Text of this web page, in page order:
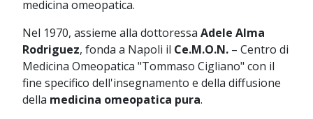
medicina omeopatica.
Nel 1970, assieme alla dottoressa Adele Alma
Rodriguez, fonda a Napoli il Ce.M.O.N. – Centro di
Medicina Omeopatica "Tommaso Cigliano" con il
fine specifico dell'insegnamento e della diffusione
della medicina omeopatica pura.